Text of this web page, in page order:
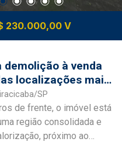
230.000,00 V
demolição à venda
localizações mais
do bairro Areião,
SP.
SP
de frente, o imóvel está
região consolidada e
próximo ao